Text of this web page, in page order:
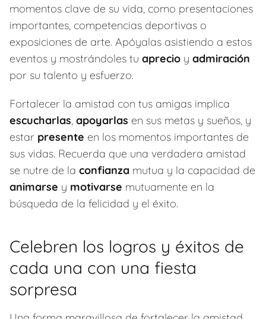
momentos clave de su vida, como presentaciones
importantes, competencias deportivas o
exposiciones de arte. Apóyalas asistiendo a estos
eventos y mostrándoles tu aprecio y admiración
por su talento y esfuerzo.
Fortalecer la amistad con tus amigas implica
escucharlas, apoyarlas en sus metas y sueños, y
estar presente en los momentos importantes de
sus vidas. Recuerda que una verdadera amistad
se nutre de la confianza mutua y la capacidad de
animarse y motivarse mutuamente en la
búsqueda de la felicidad y el éxito.
Celebren los logros y éxitos de
cada una con una fiesta
sorpresa